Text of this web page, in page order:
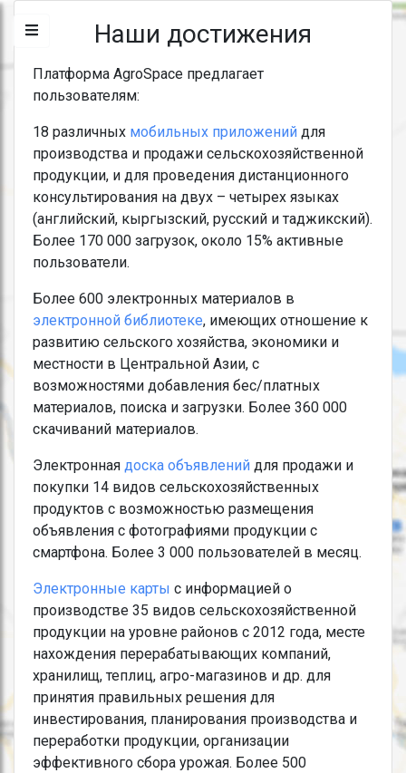
Наши достижения
Платформа AgroSpace предлагает
пользователям:
18 различных мобильных приложений для
производства и продажи сельскохозяйственной
продукции, и для проведения дистанционного
консультирования на двух – четырех языках
(английский, кыргызский, русский и таджикский).
Более 170 000 загрузок, около 15% активные
пользователи.
Более 600 электронных материалов в
электронной библиотеке, имеющих отношение к
развитию сельского хозяйства, экономики и
местности в Центральной Азии, с
возможностями добавления бес/платных
материалов, поиска и загрузки. Более 360 000
скачиваний материалов.
Электронная доска объявлений для продажи и
покупки 14 видов сельскохозяйственных
продуктов с возможностью размещения
объявления с фотографиями продукции с
смартфона. Более 3 000 пользователей в месяц.
Электронные карты с информацией о
производстве 35 видов сельскохозяйственной
продукции на уровне районов с 2012 года, месте
нахождения перерабатывающих компаний,
хранилищ, теплиц, агро-магазинов и др. для
принятия правильных решения для
инвестирования, планирования производства и
переработки продукции, организации
эффективного сбора урожая. Более 500